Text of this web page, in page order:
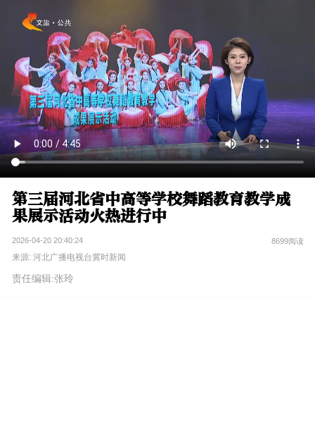
第三届河北省中高等学校舞蹈教育教学成
果展示活动火热进行中
2026-04-20 20:40:24 8699阅读
来源: 河北广播电视台冀时新闻
责任编辑:张玲